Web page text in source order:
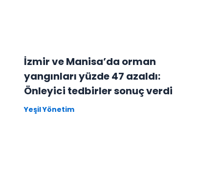
İzmir ve Manisa’da orman
yangınları yüzde 47 azaldı:
Önleyici tedbirler sonuç verdi
Yeşil Yönetim